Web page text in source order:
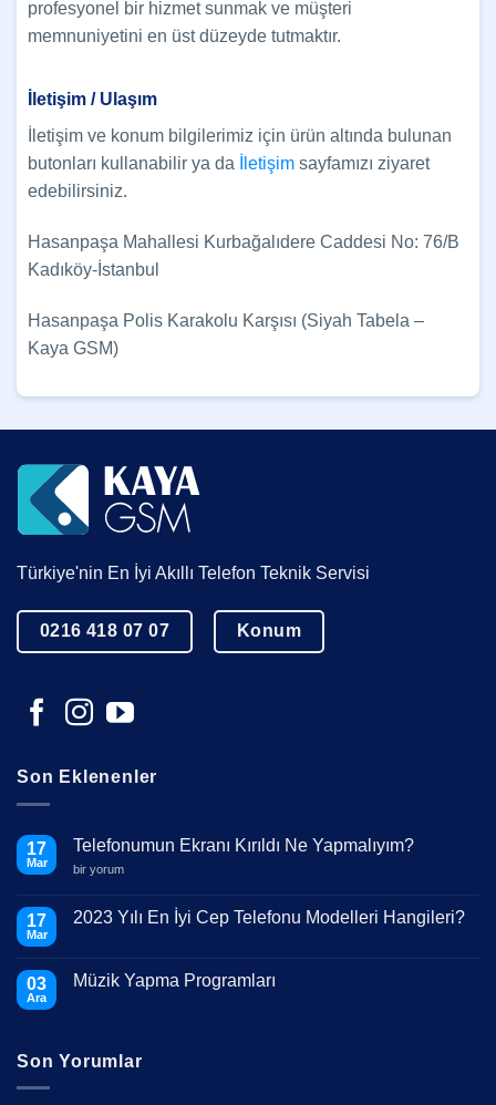
profesyonel bir hizmet sunmak ve müşteri
memnuniyetini en üst düzeyde tutmaktır.
İletişim / Ulaşım
İletişim ve konum bilgilerimiz için ürün altında bulunan
butonları kullanabilir ya da
İletişim sayfamızı ziyaret
edebilirsiniz.
Hasanpaşa Mahallesi Kurbağalıdere Caddesi No: 76/B
Kadıköy-İstanbul
Hasanpaşa Polis Karakolu Karşısı (Siyah Tabela –
Kaya GSM)
Türkiye'nin En İyi Akıllı Telefon Teknik Servisi
0216 418 07 07 Konum
Son Eklenenler
17
Mar
Telefonumun Ekranı Kırıldı Ne Yapmalıyım?
Telefonumun
Ne
Yapmalıyım?
bir yorum
17
Mar
2023 Yılı En İyi Cep Telefonu Modelleri Hangileri?
Yılı
Hangileri?
03
Ara
Müzik Yapma Programları
Programları
Son Yorumlar